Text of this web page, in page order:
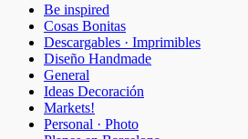
Be inspired
Cosas Bonitas
Descargables · Imprimibles
Diseño Handmade
General
Ideas Decoración
Markets!
Personal · Photo